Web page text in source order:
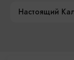
Настоящий